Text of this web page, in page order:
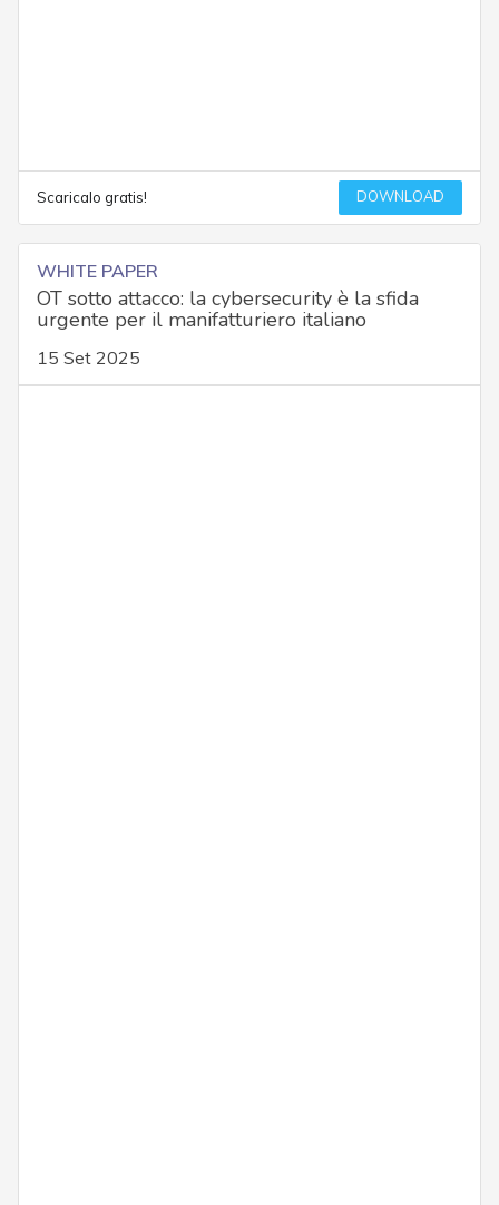
Scaricalo gratis! DOWNLOAD
WHITE PAPER
OT sotto attacco: la cybersecurity è la sfida
urgente per il manifatturiero italiano
15 Set 2025